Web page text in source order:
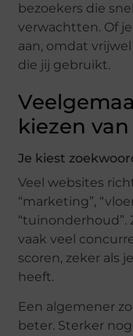
bezoekers die
verwachtten. Of
aan, omdat
die jij gebruikt.
kiezen
Je kiest
Veel websites
“marketing”,
vaak veel
scoren, zeker als
heeft.
Een algemener
beter. Sterker